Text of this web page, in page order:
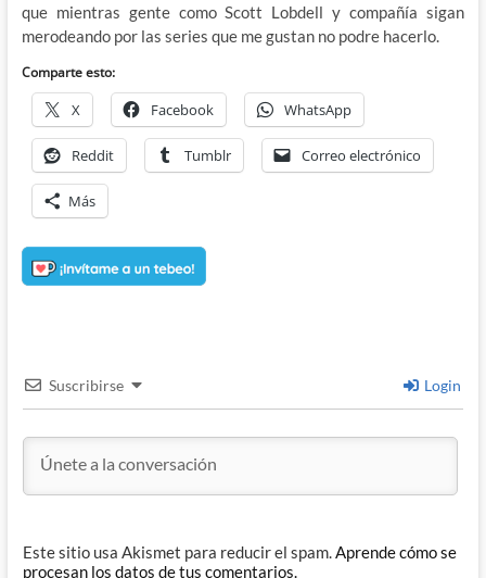
que mientras gente como Scott Lobdell y compañía sigan
merodeando por las series que me gustan no podre hacerlo.
Comparte esto:
X Facebook WhatsApp
Reddit Tumblr Correo electrónico
Más
Suscribirse Login
Este sitio usa Akismet para reducir el spam.Aprende cómo se
procesan los datos de tus comentarios.